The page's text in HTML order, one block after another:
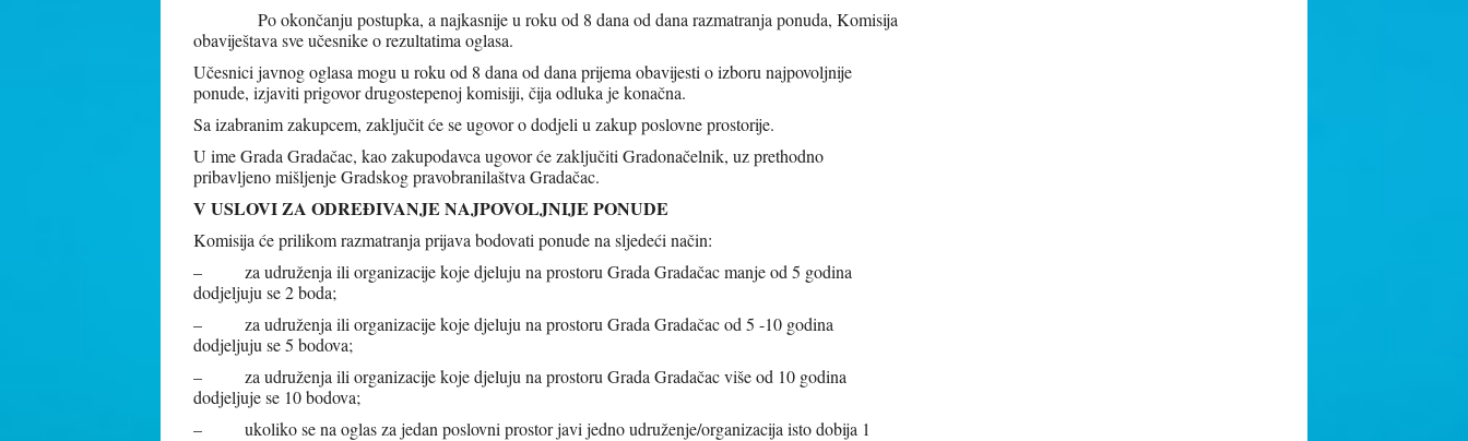
Po okončanju postupka, a najkasnije u roku od 8 dana od dana razmatranja ponuda, Komisija
obaviještava sve učesnike o rezultatima oglasa.
Učesnici javnog oglasa mogu u roku od 8 dana od dana prijema obavijesti o izboru najpovoljnije
ponude, izjaviti prigovor drugostepenoj komisiji, čija odluka je konačna.
Sa izabranim zakupcem, zaključit će se ugovor o dodjeli u zakup poslovne prostorije.
U ime Grada Gradačac, kao zakupodavca ugovor će zaključiti Gradonačelnik, uz prethodno
pribavljeno mišljenje Gradskog pravobranilaštva Gradačac.
V USLOVI ZA ODREĐIVANJE NAJPOVOLJNIJE PONUDE
Komisija će prilikom razmatranja prijava bodovati ponude na sljedeći način:
– za udruženja ili organizacije koje djeluju na prostoru Grada Gradačac manje od 5 godina
dodjeljuju se 2 boda;
– za udruženja ili organizacije koje djeluju na prostoru Grada Gradačac od 5 -10 godina
dodjeljuju se 5 bodova;
– za udruženja ili organizacije koje djeluju na prostoru Grada Gradačac više od 10 godina
dodjeljuje se 10 bodova;
– ukoliko se na oglas za jedan poslovni prostor javi jedno udruženje/organizacija isto dobija 1